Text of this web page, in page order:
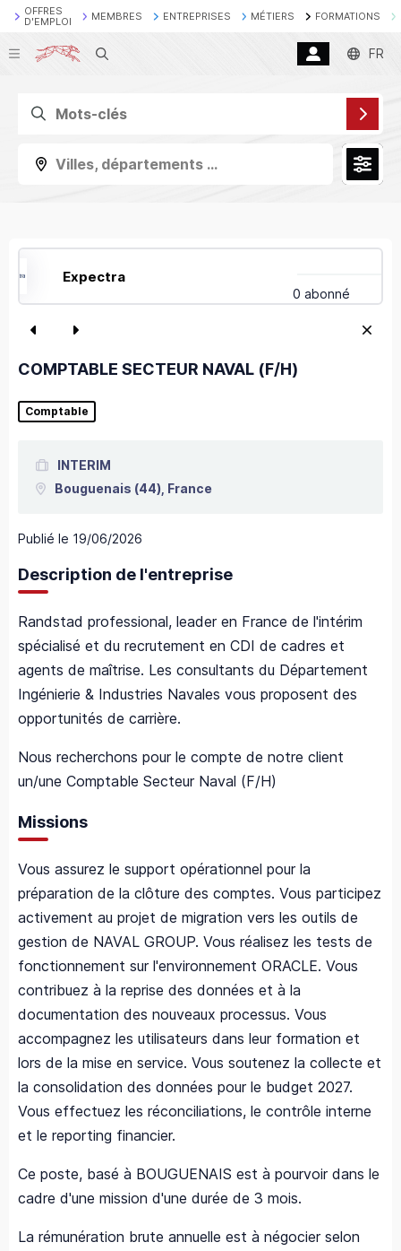
OFFRES
D'EMPLOI
MEMBRES ENTREPRISES MÉTIERS FORMATIONS
Recherche FR
Villes, départements ...
Expectra
0 abonné
COMPTABLE SECTEUR NAVAL (F/H)
Comptable
INTERIM
Bouguenais (44), France
Publié le 19/06/2026
Description de l'entreprise
Randstad professional, leader en France de l'intérim
spécialisé et du recrutement en CDI de cadres et
agents de maîtrise. Les consultants du Département
Ingénierie & Industries Navales vous proposent des
opportunités de carrière.
Nous recherchons pour le compte de notre client
un/une Comptable Secteur Naval (F/H)
Missions
Vous assurez le support opérationnel pour la
préparation de la clôture des comptes. Vous participez
activement au projet de migration vers les outils de
gestion de NAVAL GROUP. Vous réalisez les tests de
fonctionnement sur l'environnement ORACLE. Vous
contribuez à la reprise des données et à la
documentation des nouveaux processus. Vous
accompagnez les utilisateurs dans leur formation et
lors de la mise en service. Vous soutenez la collecte et
la consolidation des données pour le budget 2027.
Vous effectuez les réconciliations, le contrôle interne
et le reporting financier.
Ce poste, basé à BOUGUENAIS est à pourvoir dans le
cadre d'une mission d'une durée de 3 mois.
La rémunération brute annuelle est à négocier selon